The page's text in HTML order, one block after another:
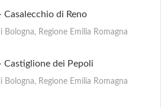
di Reno
Bologna, Regione Emilia Romagna
Castiglione dei Pepoli
Bologna, Regione Emilia Romagna